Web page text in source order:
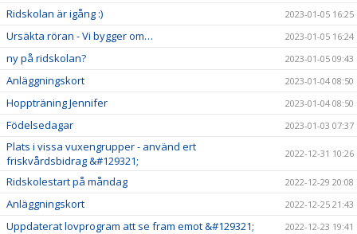
Ridskolan är igång :) 2023-01-05 16:25
Ursäkta röran - Vi bygger om… 2023-01-05 16:24
ny på ridskolan? 2023-01-05 09:43
Anläggningskort 2023-01-04 08:50
Hoppträning Jennifer 2023-01-04 08:50
Födelsedagar 2023-01-03 07:37
Plats i vissa vuxengrupper - använd ert
friskvårdsbidrag &#129321;
2022-12-31 10:26
Ridskolestart på måndag 2022-12-29 20:08
Anläggningskort 2022-12-25 21:43
Uppdaterat lovprogram att se fram emot &#129321; 2022-12-23 19:41